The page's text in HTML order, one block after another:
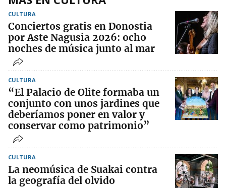
CULTURA
Conciertos gratis en Donostia
por Aste Nagusia 2026: ocho
noches de música junto al mar
CULTURA
“El Palacio de Olite formaba un
conjunto con unos jardines que
deberíamos poner en valor y
conservar como patrimonio”
CULTURA
La neomúsica de Suakai contra
la geografía del olvido